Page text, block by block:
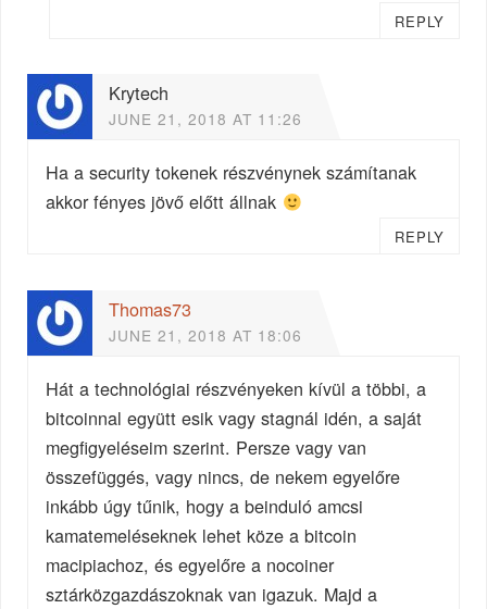
REPLY
Krytech
JUNE 21, 2018 AT 11:26
Ha a security tokenek részvénynek számítanak
akkor fényes jövő előtt állnak
REPLY
Thomas73
JUNE 21, 2018 AT 18:06
Hát a technológiai részvényeken kívül a többi, a
bitcoinnal együtt esik vagy stagnál idén, a saját
megfigyeléseim szerint. Persze vagy van
összefüggés, vagy nincs, de nekem egyelőre
inkább úgy tűnik, hogy a beinduló amcsi
kamatemeléseknek lehet köze a bitcoin
macipiachoz, és egyelőre a nocoiner
sztárközgazdászoknak van igazuk. Majd a